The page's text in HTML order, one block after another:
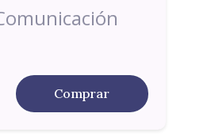
Comprar